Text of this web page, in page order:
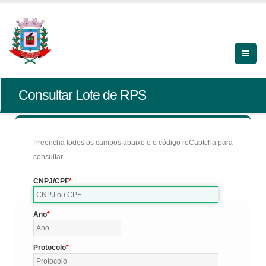
Consultar Lote de RPS
Preencha todos os campos abaixo e o código reCaptcha para
consultar.
CNPJ/CPF
Ano
Protocolo